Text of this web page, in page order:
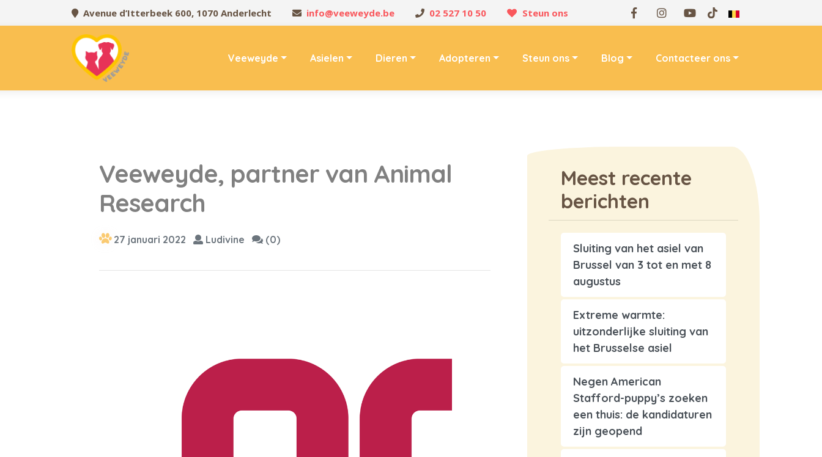
Avenue d’Itterbeek 600, 1070 Anderlecht info@veeweyde.be 02 527 10 50 Steun ons
Veeweyde Asielen Dieren Adopteren Steun ons Blog Contacteer ons
Veeweyde, partner van Animal
Research
27 januari 2022 Ludivine (0)
Meest recente
berichten
Sluiting van het asiel van
Brussel van 3 tot en met 8
augustus
Extreme warmte:
uitzonderlijke sluiting van
het Brusselse asiel
Negen American
Stafford-puppy’s zoeken
een thuis: de kandidaturen
zijn geopend